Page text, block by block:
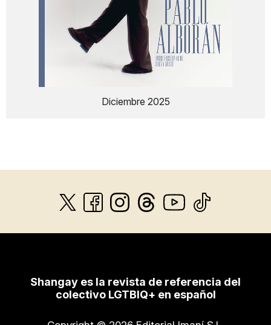
Diciembre 2025
Shangay es la revista de referencia del
colectivo LGTBIQ+ en español